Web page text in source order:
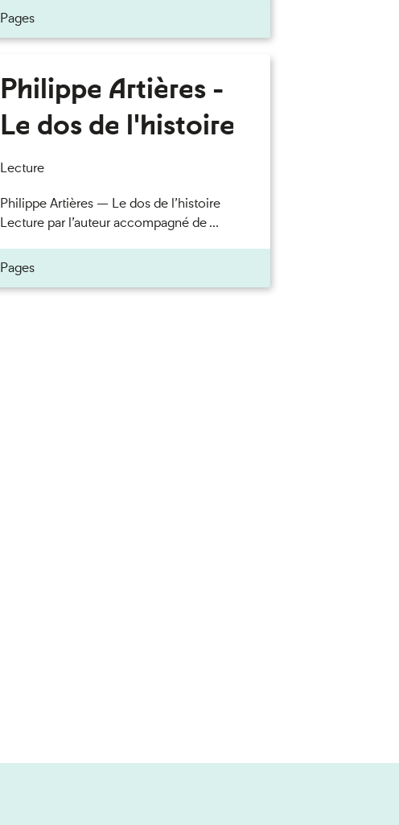
Pages
Philippe Artières -
Le dos de l'histoire
Lecture
Philippe Artières — Le dos de l’histoire
Lecture par l’auteur accompagné de ...
Pages